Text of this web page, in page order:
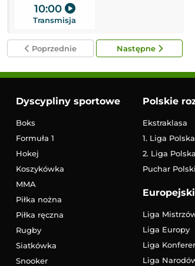
10:00
Transmisja
Poprzednie Następne
Dyscypliny sportowe
Boks
Formuła 1
Hokej
Koszykówka
MMA
Piłka nożna
Piłka ręczna
Rugby
Siatkówka
Snooker
Polskie
Ekstraklasa
1. Liga Polska
2. Liga Polska
Puchar Polski
Liga
Liga Europy
Liga
Liga